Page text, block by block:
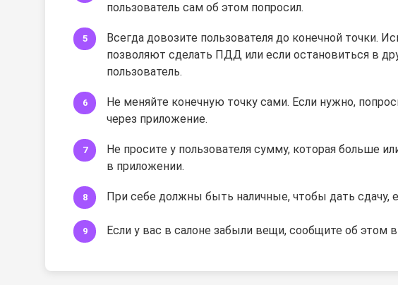
пользователь сам об этом попросил.
Всегда довозите пользователя до конечной точки.
позволяют сделать ПДД или если остановиться в
пользователь.
Не меняйте конечную точку сами. Если нужно,
через приложение.
Не просите у пользователя сумму, которая больше
в приложении.
При себе должны быть наличные, чтобы дать сдачу,
Если у вас в салоне забыли вещи, сообщите об этом